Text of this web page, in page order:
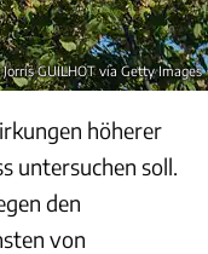
GUILHOT via Getty Images
höherer
untersuchen soll.
den
von